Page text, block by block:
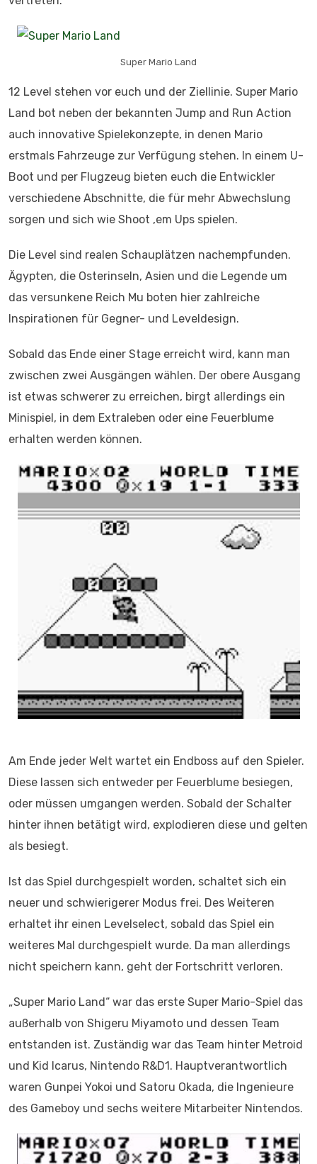
Super Mario Land
12 Level stehen vor euch und der Ziellinie. Super Mario
Land bot neben der bekannten Jump and Run Action
auch innovative Spielekonzepte, in denen Mario
erstmals Fahrzeuge zur Verfügung stehen. In einem U-
Boot und per Flugzeug bieten euch die Entwickler
verschiedene Abschnitte, die für mehr Abwechslung
sorgen und sich wie Shoot ‚em Ups spielen.
Die Level sind realen Schauplätzen nachempfunden.
Ägypten, die Osterinseln, Asien und die Legende um
das versunkene Reich Mu boten hier zahlreiche
Inspirationen für Gegner- und Leveldesign.
Sobald das Ende einer Stage erreicht wird, kann man
zwischen zwei Ausgängen wählen. Der obere Ausgang
ist etwas schwerer zu erreichen, birgt allerdings ein
Minispiel, in dem Extraleben oder eine Feuerblume
erhalten werden können.
Am Ende jeder Welt wartet ein Endboss auf den Spieler.
Diese lassen sich entweder per Feuerblume besiegen,
oder müssen umgangen werden. Sobald der Schalter
hinter ihnen betätigt wird, explodieren diese und gelten
als besiegt.
Ist das Spiel durchgespielt worden, schaltet sich ein
neuer und schwierigerer Modus frei. Des Weiteren
erhaltet ihr einen Levelselect, sobald das Spiel ein
weiteres Mal durchgespielt wurde. Da man allerdings
nicht speichern kann, geht der Fortschritt verloren.
„Super Mario Land“ war das erste Super Mario-Spiel das
außerhalb von Shigeru Miyamoto und dessen Team
entstanden ist. Zuständig war das Team hinter Metroid
und Kid Icarus, Nintendo R&D1. Hauptverantwortlich
waren Gunpei Yokoi und Satoru Okada, die Ingenieure
des Gameboy und sechs weitere Mitarbeiter Nintendos.